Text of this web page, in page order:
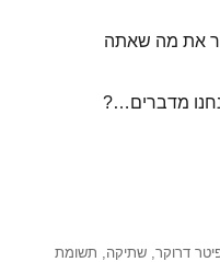
את מה שאתה
מדברים…?
דרוקר,שתיקה, תשומת